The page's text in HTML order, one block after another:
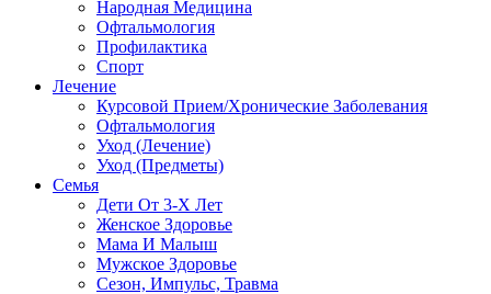
Народная Медицина
Офтальмология
Профилактика
Спорт
Лечение
Курсовой Прием/Хронические Заболевания
Офтальмология
Уход (Лечение)
Уход (Предметы)
Семья
Дети От 3-Х Лет
Женское Здоровье
Мама И Малыш
Мужское Здоровье
Сезон, Импульс, Травма